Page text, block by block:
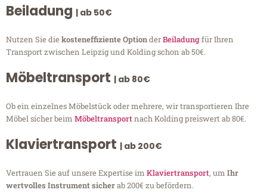
Beiladung | ab 50€
Nutzen Sie diekosteneffiziente OptionderBeiladungfür Ihren
Transport zwischen Leipzig und Kolding schon ab 50€.
Möbeltransport | ab 80€
Ob ein einzelnes Möbelstück oder mehrere, wir transportieren Ihre
Möbel sicher beim Möbeltransportnach Kolding preiswert ab 80€.
Klaviertransport | ab 200€
Vertrauen Sie auf unsere Expertise im Klaviertransport, um Ihr
wertvolles Instrument sicherab 200€ zu befördern.